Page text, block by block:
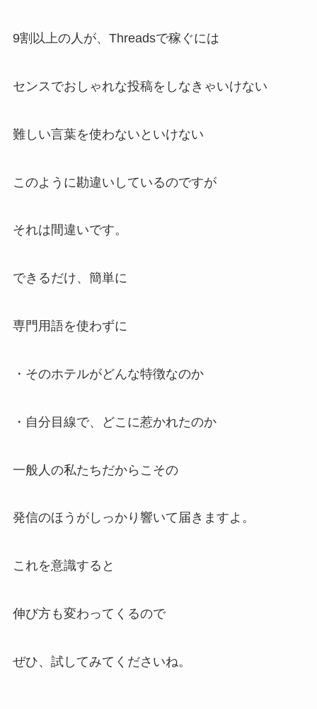
9割以上の人が、Threadsで稼ぐには
センスでおしゃれな投稿をしなきゃいけない
難しい言葉を使わないといけない
このように勘違いしているのですが
それは間違いです。
できるだけ、簡単に
専門用語を使わずに
・そのホテルがどんな特徴なのか
・自分目線で、どこに惹かれたのか
一般人の私たちだからこその
発信のほうがしっかり響いて届きますよ。
これを意識すると
伸び方も変わってくるので
ぜひ、試してみてくださいね。